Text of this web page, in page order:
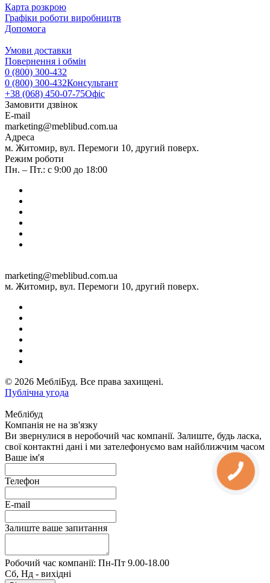
Карта розкрою
Графіки роботи виробництв
Допомога
Умови доставки
Повернення і обмін
0 (800) 300-432
0 (800) 300-432Консультант
+38 (068) 450-07-75Офіс
Замовити дзвінок
E-mail
marketing@meblibud.com.ua
Адреса
м. Житомир, вул. Перемоги 10, другий поверх.
Режим роботи
Пн. – Пт.: с 9:00 до 18:00
marketing@meblibud.com.ua
м. Житомир, вул. Перемоги 10, другий поверх.
© 2026 МебліБуд. Все права захищені.
Публічна угода
Меблібуд
Компанія не на зв'язку
Ви звернулися в неробочий час компанії. Залиште, будь ласка,
свої контактні дані і ми зателефонуємо вам найближчим часом
Ваше ім'я
Телефон
E-mail
Залиште ваше запитання
Робочий час компанії: Пн-Пт 9.00-18.00
Сб, Нд - вихідні